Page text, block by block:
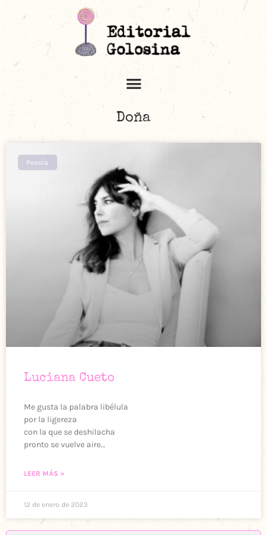
Doña
Poesía
Luciana Cueto
Me gusta la palabra libélula
por la ligereza
con la que se deshilacha
pronto se vuelve aire…
LEER MÁS »
12 de enero de 2023